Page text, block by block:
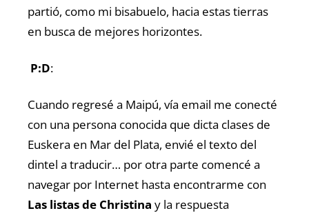
partió, como mi bisabuelo, hacia estas tierras
en busca de mejores horizontes.
P:D:
Cuando regresé a Maipú, vía email me conecté
con una persona conocida que dicta clases de
Euskera en Mar del Plata, envié el texto del
dintel a traducir… por otra parte comencé a
navegar por Internet hasta encontrarme con
Las listas de Christina y la respuesta